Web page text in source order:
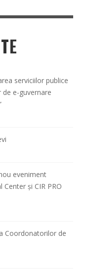
serviciilor publice
e-guvernare
eveniment
și CIR PRO
Coordonatorilor de